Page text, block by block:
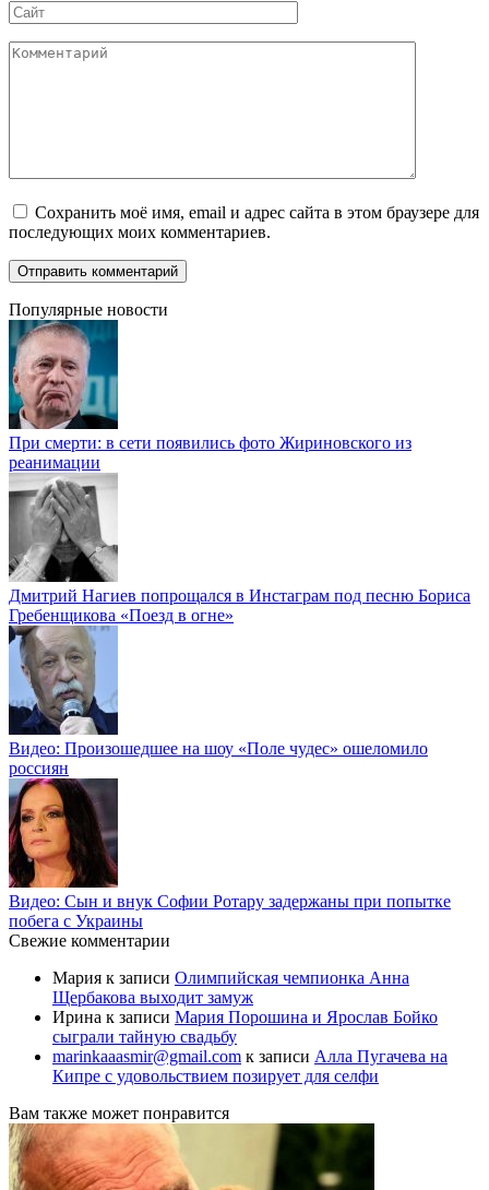
Сайт
Комментарий
Сохранить моё имя, email и адрес сайта в этом браузере для
последующих моих комментариев.
Популярные новости
При смерти: в сети появились фото Жириновского из
реанимации
Дмитрий Нагиев попрощался в Инстаграм под песню Бориса
Гребенщикова «Поезд в огне»
Видео: Произошедшее на шоу «Поле чудес» ошеломило
россиян
Видео: Сын и внук Софии Ротару задержаны при попытке
побега с Украины
Свежие комментарии
Мария к записи Олимпийская чемпионка Анна
Щербакова выходит замуж
Ирина к записи Мария Порошина и Ярослав Бойко
сыграли тайную свадьбу
marinkaaasmir@gmail.com к записи Алла Пугачева на
Кипре с удовольствием позирует для селфи
Вам также может понравится